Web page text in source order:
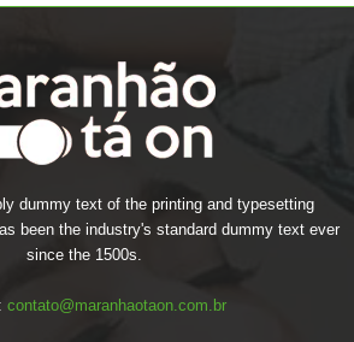
dummy text of the printing and typesetting
been the industry's standard dummy text ever
since the 1500s.
contato@maranhaotaon.com.br